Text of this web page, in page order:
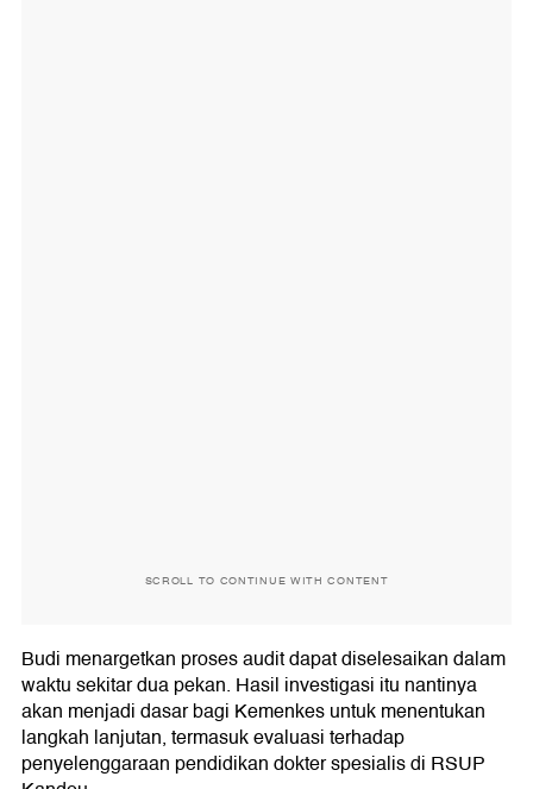
SCROLL TO CONTINUE WITH CONTENT
Budi menargetkan proses audit dapat diselesaikan dalam
waktu sekitar dua pekan. Hasil investigasi itu nantinya
akan menjadi dasar bagi Kemenkes untuk menentukan
langkah lanjutan, termasuk evaluasi terhadap
penyelenggaraan pendidikan dokter spesialis di RSUP